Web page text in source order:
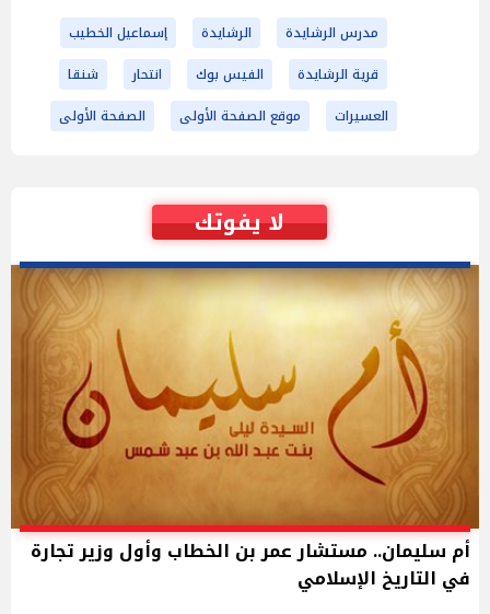
مدرس الرشايدة الرشايدة
إسماعيل الخطيب
قرية الرشايدة
الفيس بوك انتحار
شنقا
العسيرات
موقع الصفحة الأولى الصفحة الأولى
لا يفوتك
أم سليمان.. مستشار عمر بن الخطاب وأول وزير تجارة
في التاريخ الإسلامي